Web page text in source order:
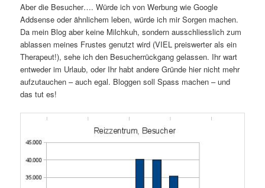
Aber die Besucher…. Würde ich von Werbung wie Google
Addsense oder ähnlichem leben, würde ich mir Sorgen machen.
Da mein Blog aber keine Milchkuh, sondern ausschliesslich zum
ablassen meines Frustes genutzt wird (VIEL preiswerter als ein
Therapeut!), sehe ich den Besucherrückgang gelassen. Ihr wart
entweder im Urlaub, oder Ihr habt andere Gründe hier nicht mehr
aufzutauchen – auch egal. Bloggen soll Spass machen – und
das tut es!